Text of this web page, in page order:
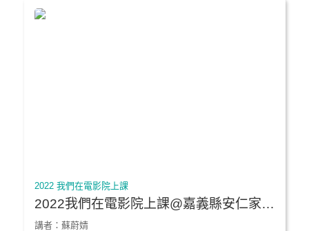
2022 我們在電影院上課
2022我們在電影院上課@嘉義縣安仁家園
★《台北星期天》
講者：蘇蔚婧